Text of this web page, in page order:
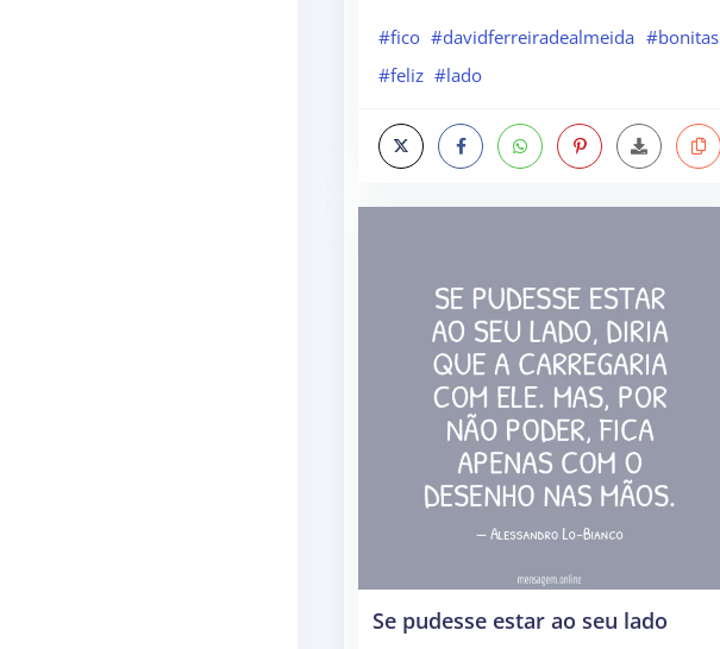
#fico #davidferreiradealmeida #bonitas
#feliz #lado
Se pudesse estar ao seu lado